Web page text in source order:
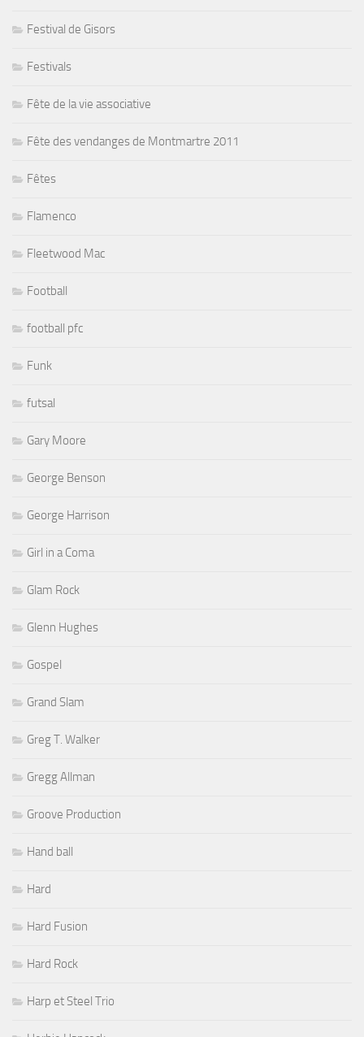
Festival de Gisors
Festivals
Fête de la vie associative
Fête des vendanges de Montmartre 2011
Fêtes
Flamenco
Fleetwood Mac
Football
football pfc
Funk
futsal
Gary Moore
George Benson
George Harrison
Girl in a Coma
Glam Rock
Glenn Hughes
Gospel
Grand Slam
Greg T. Walker
Gregg Allman
Groove Production
Hand ball
Hard
Hard Fusion
Hard Rock
Harp et Steel Trio